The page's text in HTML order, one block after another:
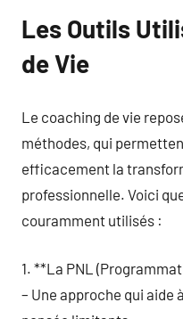
Les Outils
de Vie
Le coaching de vie
méthodes, qui
efficacement la
professionnelle. Voici
couramment utilisés :
1. **La PNL
– Une approche qui aide